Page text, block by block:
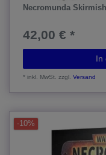
Necromunda
42,00 € *
In
*inkl. MwSt. zzgl.Versand
-10%